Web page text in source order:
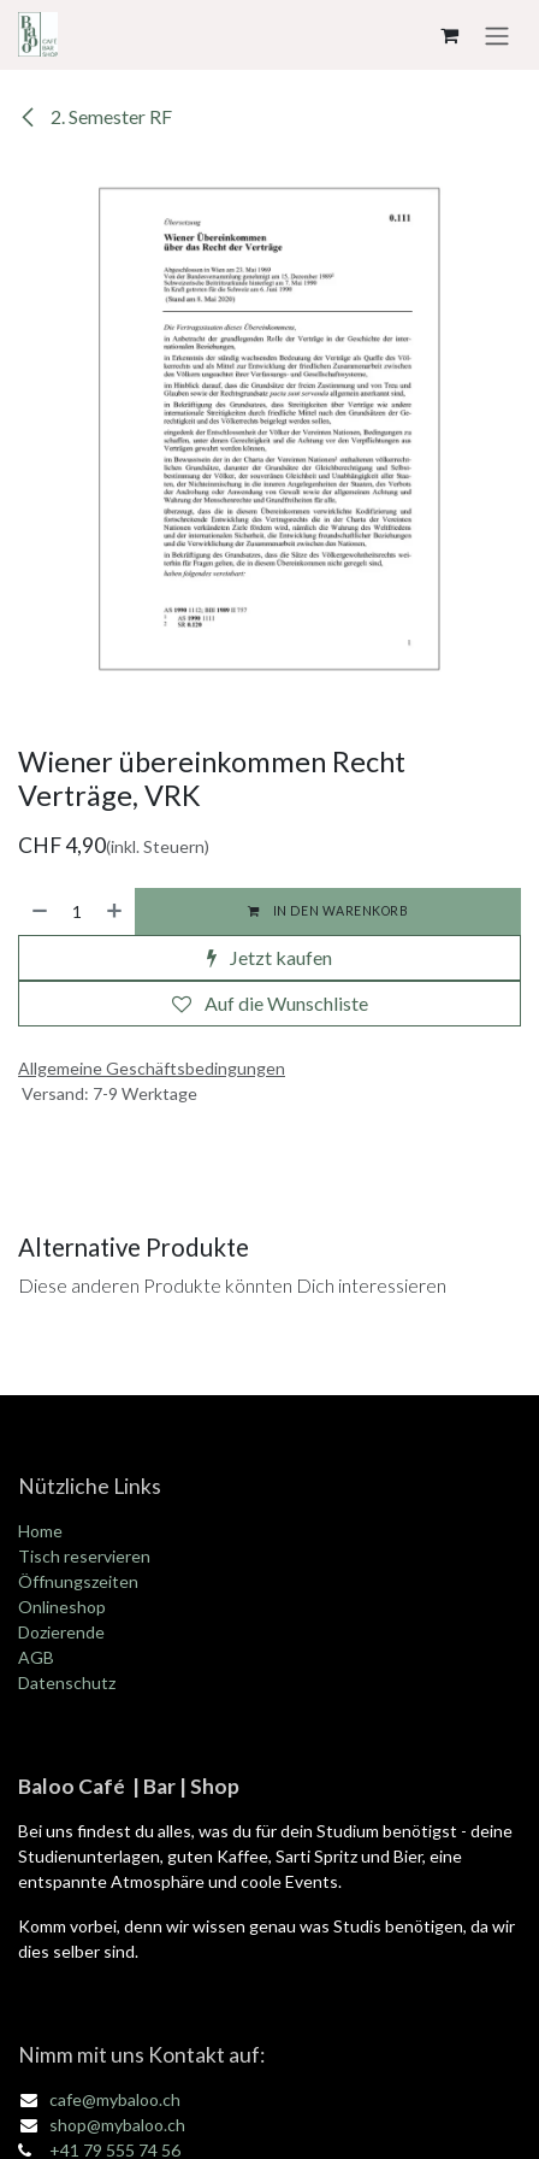
2. Semester RF
Wiener übereinkommen Recht
Verträge, VRK
CHF4,90(inkl. Steuern)
IN DEN WARENKORB
Jetzt kaufen
Auf die Wunschliste
Allgemeine Geschäftsbedingungen
Versand: 7-9 Werktage
Alternative Produkte
Diese anderen Produkte könnten Dich interessieren
Nützliche Links
Home
Tisch reservieren
Öffnungszeiten
Onlineshop
Dozierende
AGB
Datenschutz
Baloo Café | Bar | Shop
Bei uns findest du alles, was du für dein Studium benötigst - deine
Studienunterlagen, guten Kaffee, Sarti Spritz und Bier, eine
entspannte Atmosphäre und coole Events.
Komm vorbei, denn wir wissen genau was Studis benötigen, da wir
dies selber sind.
Nimm mit uns Kontakt auf:
cafe@mybaloo.ch
shop@mybaloo.ch
+41 79 555 74 56